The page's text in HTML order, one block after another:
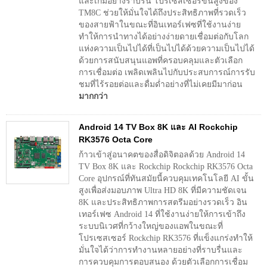
TM8C ช่วยให้มั่นใจได้ถึงประสิทธิภาพที่รวดเร็ว
ของสายฟ้าในขณะที่อินเทอร์เฟซที่ใช้งานง่าย
ทำให้การนำทางได้อย่างง่ายดายเชื่อมต่อกับโลก
แห่งความเป็นไปได้ที่เป็นไปได้ด้วยความเป็นไปได้
ด้วยการสนับสนุนแอพที่ครอบคลุมและตัวเลือก
การเชื่อมต่อ เพลิดเพลินไปกับประสบการณ์การรับ
ชมที่ไร้รอยต่อและดื่มด่ำอย่างที่ไม่เคยมีมาก่อน
มากกว่า
Android 14 TV Box 8K และ AI Rockchip
RK3576 Octa Core
ก้าวเข้าสู่อนาคตของสื่อดิจิตอลด้วย Android 14
TV Box 8K และ Rockchip Rockchip RK3576 Octa
Core อุปกรณ์ที่ทันสมัยนี้ควบคุมเทคโนโลยี AI ขั้น
สูงเพื่อส่งมอบภาพ Ultra HD 8K ที่มีความชัดเจน
8K และประสิทธิภาพการสตรีมอย่างรวดเร็ว อิน
เทอร์เฟซ Android 14 ที่ใช้งานง่ายให้การเข้าถึง
ระบบนิเวศที่กว้างใหญ่ของแอพในขณะที่
โปรเซสเซอร์ Rockchip RK3576 ที่แข็งแกร่งทำให้
มั่นใจได้ว่าการทำงานหลายอย่างที่ราบรื่นและ
การควบคุมการตอบสนอง ด้วยตัวเลือกการเชื่อม